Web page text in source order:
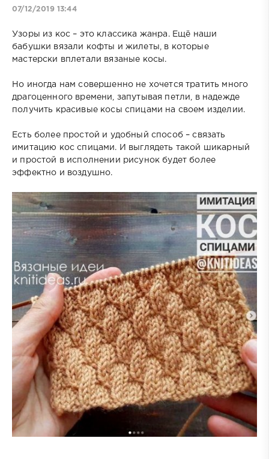
07/12/2019 13:44
Узоры из кос – это классика жанра. Ещё наши
бабушки вязали кофты и жилеты, в которые
мастерски вплетали вязаные косы.
Но иногда нам совершенно не хочется тратить много
драгоценного времени, запутывая петли, в надежде
получить красивые косы спицами на своем изделии.
Есть более простой и удобный способ – связать
имитацию кос спицами. И выглядеть такой шикарный
и простой в исполнении рисунок будет более
эффектно и воздушно.